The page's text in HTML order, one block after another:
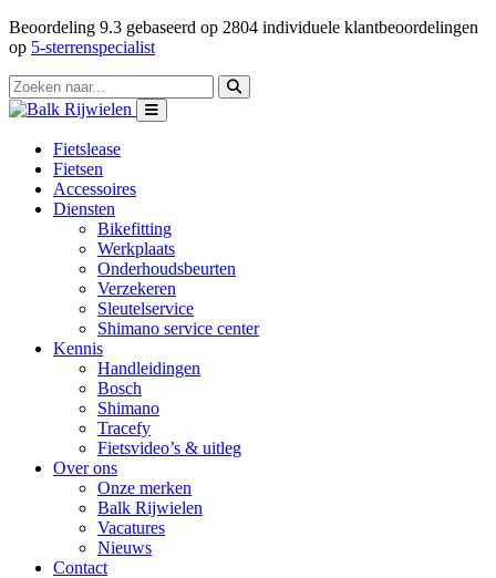
Beoordeling 9.3 gebaseerd op 2804 individuele klantbeoordelingen
op 5-sterrenspecialist
Fietslease
Fietsen
Accessoires
Diensten
Bikefitting
Werkplaats
Onderhoudsbeurten
Verzekeren
Sleutelservice
Shimano service center
Kennis
Handleidingen
Bosch
Shimano
Tracefy
Fietsvideo’s & uitleg
Over ons
Onze merken
Balk Rijwielen
Vacatures
Nieuws
Contact